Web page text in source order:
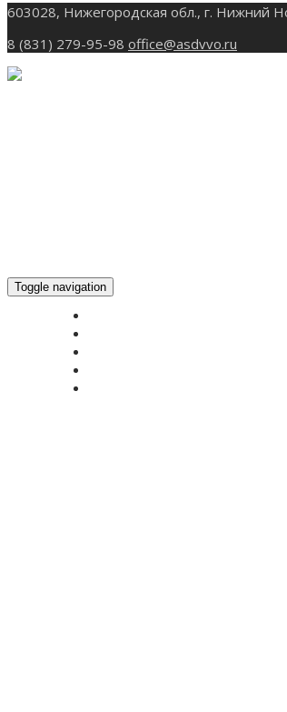
603028, Нижегородская обл., г. Нижний
8 (831) 279-95-98 office@asdvvo.ru
Toggle navigation